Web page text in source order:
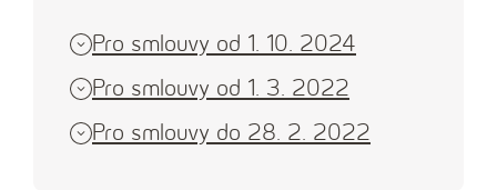
n
č
í
Pro smlouvy od 1. 10. 2024
Pro smlouvy od 1. 3. 2022
Pro smlouvy do 28. 2. 2022